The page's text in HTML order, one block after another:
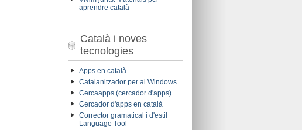
aprendre català
Català i noves
tecnologies
Apps en català
Catalanitzador per al Windows
Cercaapps (cercador d'apps)
Cercador d'apps en català
Corrector gramatical i d'estil
Language Tool